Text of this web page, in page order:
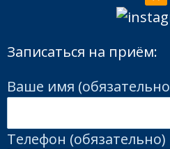
Записаться на приём:
Ваше имя
Телефон (обязательно)